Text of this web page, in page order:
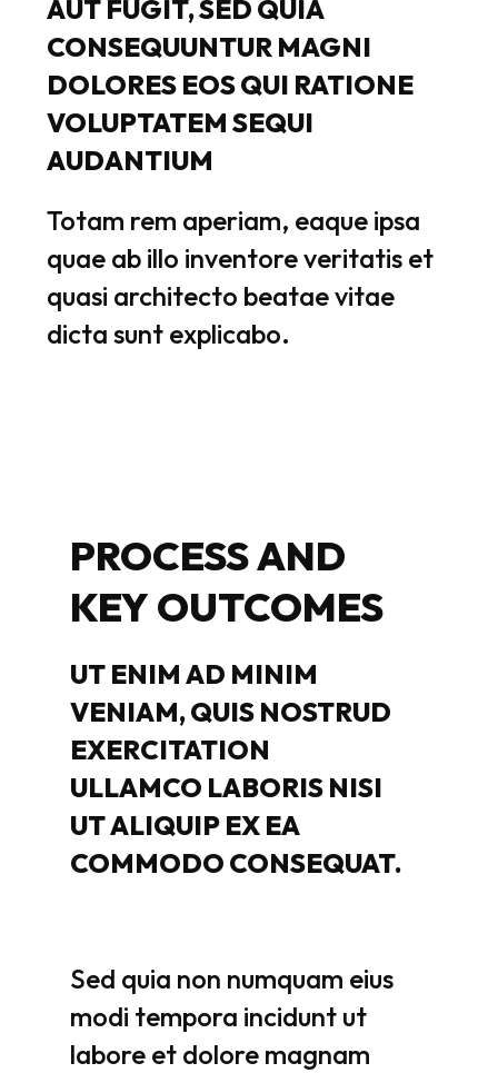
AUT FUGIT,SED QUIA
CONSEQUUNTUR MAGNI
DOLORES EOSQUI RATIONE
VOLUPTATEM SEQUI
AUDANTIUM
Totam rem aperiam, eaque ipsa
quae ab illo inventoreveritatis et
quasi architecto beataevitae
dicta sunt explicabo.
PROCESSAND
KEY OUTCOMES
UT ENIM AD MINIM
VENIAM,QUIS NOSTRUD
EXERCITATION
ULLAMCO LABORIS NISI
UTALIQUIP EX EA
COMMODO CONSEQUAT.
Sed quia non numquam eius
modi tempora incidunt ut
labore et dolore magnam